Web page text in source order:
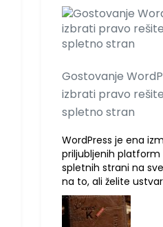
Gostovanje
izbrati pravo
spletno stran
WordPress je ena
priljubljenih platform
spletnih strani na
na to, ali želite